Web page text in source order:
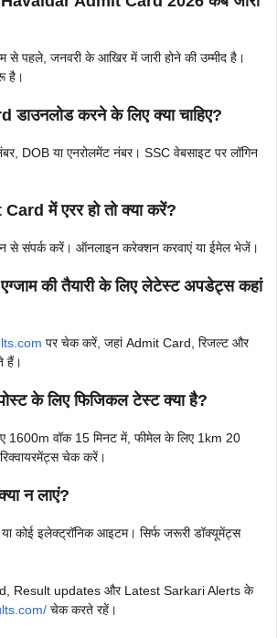
से पहले, जनवरी के आखिर में जारी होने की उम्मीद है।
है।
करने के लिए क्या चाहिए?
DOB या एनरोलमेंट नंबर। SSC वेबसाइट पर लॉगिन
में एरर हो तो क्या करें?
से संपर्क करें। ऑनलाइन करेक्शन करवाएं या ईमेल भेजें।
की तैयारी के लिए लेटेस्ट अपडेट्स कहां
पर चेक करें, जहां Admit Card, रिजल्ट और
हैं।
के लिए फिजिकल टेस्ट क्या है?
1600m वॉक 15 मिनट में, फीमेल के लिए 1km 20
चेक करें।
न लाएं?
कोई इलेक्ट्रॉनिक आइटम। सिर्फ जरूरी डॉक्यूमेंट्स
Result updates और Latest Sarkari Alerts के
चेक करते रहें।